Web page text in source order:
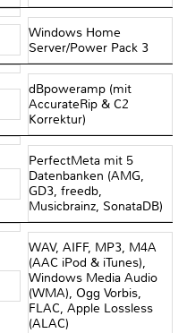
Windows Home
Server/Power Pack 3
dBpoweramp (mit
AccurateRip & C2
Korrektur)
PerfectMeta mit 5
Datenbanken (AMG,
GD3, freedb,
Musicbrainz, SonataDB)
WAV, AIFF, MP3, M4A
(AAC iPod & iTunes),
Windows Media Audio
(WMA), Ogg Vorbis,
FLAC, Apple Lossless
(ALAC)